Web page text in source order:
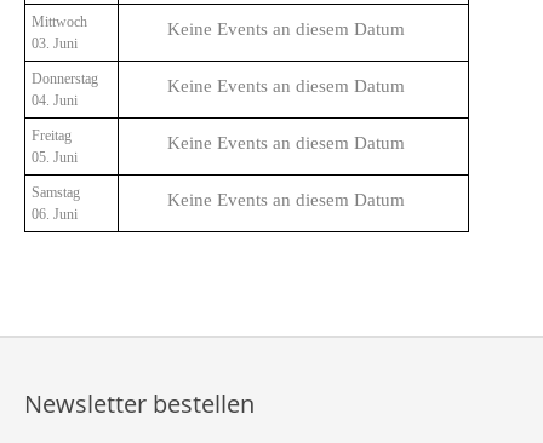
Mittwoch
03. Juni
Keine Events an diesem Datum
Donnerstag
04. Juni
Keine Events an diesem Datum
Freitag
05. Juni
Keine Events an diesem Datum
Samstag
06. Juni
Keine Events an diesem Datum
Newsletter bestellen